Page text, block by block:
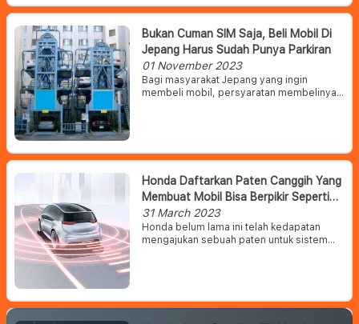
mendatang.
Bukan Cuman SIM Saja, Beli Mobil Di
Jepang Harus Sudah Punya Parkiran
01 November 2023
Bagi masyarakat Jepang yang ingin
membeli mobil, persyaratan membelinya
Honda Daftarkan Paten Canggih Yang
Membuat Mobil Bisa Berpikir Seperti
Manusia
31 March 2023
Honda belum lama ini telah kedapatan
mengajukan sebuah paten untuk sistem